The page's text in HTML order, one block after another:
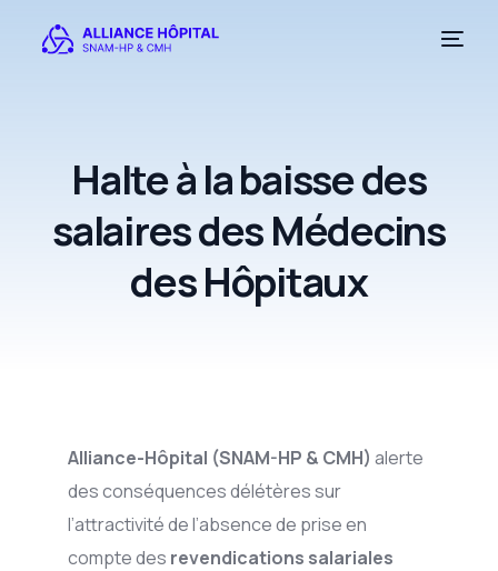
Halte à la baisse des
salaires des Médecins
des Hôpitaux
Alliance-Hôpital (SNAM-HP & CMH) alerte
des conséquences délétères sur
l’attractivité de l’absence de prise en
compte des revendications salariales